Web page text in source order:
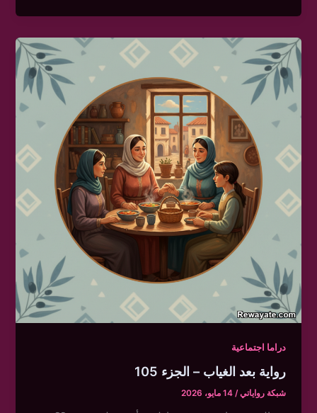
دراما اجتماعية
رواية بعد الغياب – الجزء 105
شبكة رواياتي/14 مايو، 2026